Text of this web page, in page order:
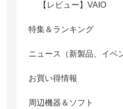
【レビュー】VAIO
特集＆ランキング
ニュース（新製品、イベ
お買い得情報
周辺機器＆ソフト